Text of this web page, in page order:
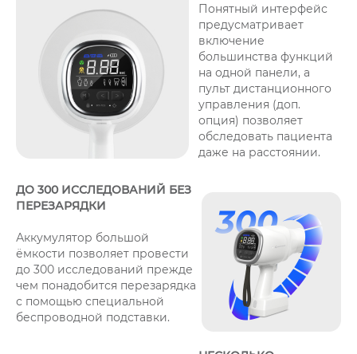
Понятный интерфейс
предусматривает
включение
большинства функций
на одной панели, а
пульт дистанционного
управления (доп.
опция) позволяет
обследовать пациента
даже на расстоянии.
ДО 300 ИССЛЕДОВАНИЙ БЕЗ
ПЕРЕЗАРЯДКИ
Аккумулятор большой
ёмкости позволяет провести
до 300 исследований прежде
чем понадобится перезарядка
с помощью специальной
беспроводной подставки.